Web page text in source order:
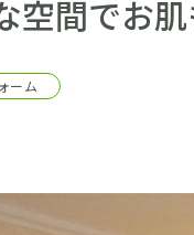
空間でお
ーム